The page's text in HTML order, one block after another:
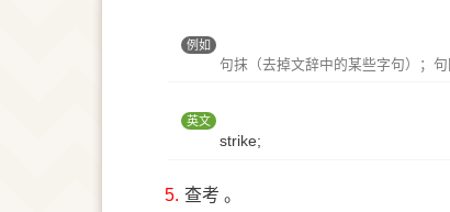
例如
句抹（去掉文辞中的某些字句）；句
英文
strike;
5. 查考 。